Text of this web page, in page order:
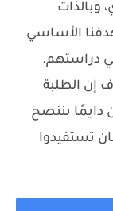
الأساسي
دراستهم.
إن الطلبة
دايمًا بننصح
تستفيدوا